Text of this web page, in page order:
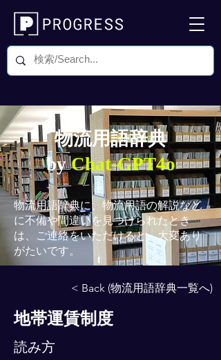
物流用語辞典
byChat-GPT4o
物流用語辞典に、物流用語の解説など
に不備や間違いを見つけられたとき
は、ご連絡をいただけると、大変あり
がたいです。
< Back (物流用語辞典一覧へ)
地帯運賃制度
読み方